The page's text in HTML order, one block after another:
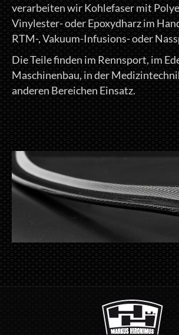
verarbeiten wir Kohlefaser mit
Vinylester- oder Epoxydharz im
RTM-, Vakuum-Infusions- oder
Die Teile finden im Rennsport, im
Maschinenbau, in der
anderen Bereichen Einsatz.